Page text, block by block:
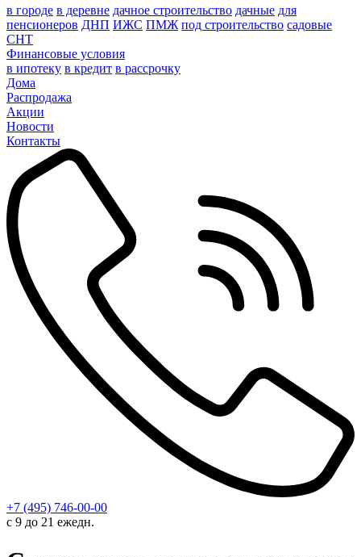
в городе в деревне дачное строительство дачные для
пенсионеров ДНП ИЖС ПМЖ под строительство садовые
СНТ
Финансовые условия
в ипотеку в кредит в рассрочку
Дома
Распродажа
Акции
Новости
Контакты
+7 (495) 746-00-00
с 9 до 21 ежедн.